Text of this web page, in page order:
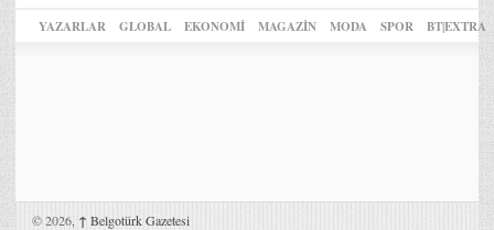
YAZARLAR GLOBAL EKONOMİ MAGAZİN MODA SPOR BT|EXTRA
© 2026, ↑ Belgotürk Gazetesi